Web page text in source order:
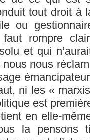
tout droit à
ou
rompre
et qui
nous
émancipateur
ni les «
est
en elle-
la pensons